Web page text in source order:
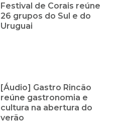
Festival de Corais reúne
26 grupos do Sul e do
Uruguai
[Áudio] Gastro Rincão
reúne gastronomia e
cultura na abertura do
verão